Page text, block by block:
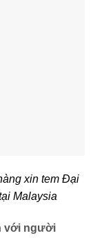
xin tem Đại
Malaysia
với người